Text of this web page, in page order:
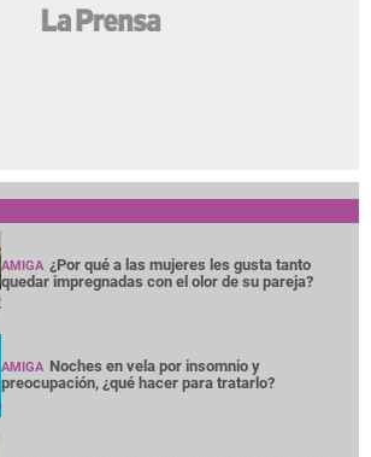
AMIGA ¿Por qué a las mujeres les gusta tanto
quedar impregnadas con el olor de su pareja?
AMIGA Noches en vela por insomnio y
preocupación, ¿qué hacer para tratarlo?